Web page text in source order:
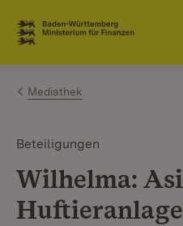
Zum Inhalt springen
Link zur Startseite
Mediathek
Beteiligungen
Wilhelma: